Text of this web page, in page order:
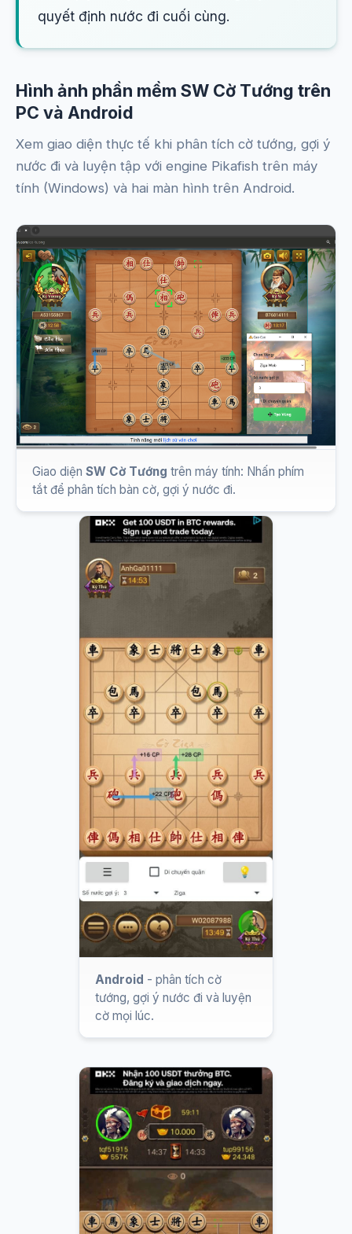
quyết định nước đi cuối cùng.
Hình ảnh phần mềm SW Cờ Tướng trên
PC và Android
Xem giao diện thực tế khi phân tích cờ tướng, gợi ý
nước đi và luyện tập với engine Pikafish trên máy
tính (Windows) và hai màn hình trên Android.
Giao diện SW Cờ Tướng trên máy tính: Nhấn phím
tắt để phân tích bàn cờ, gợi ý nước đi.
Android - phân tích cờ
tướng, gợi ý nước đi và luyện
cờ mọi lúc.